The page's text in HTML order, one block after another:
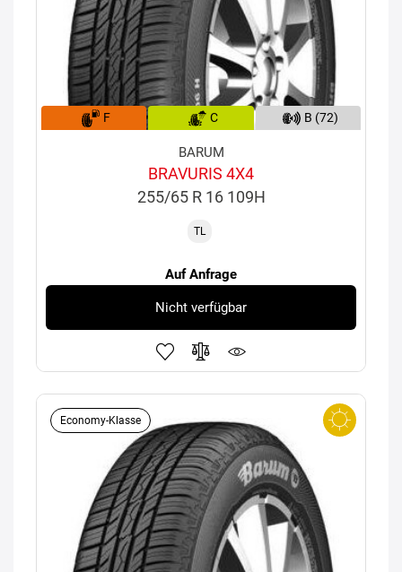
F C B (72)
BARUM
BRAVURIS 4X4
255/65 R 16 109H
TL
Auf Anfrage
Nicht verfügbar
Economy-Klasse